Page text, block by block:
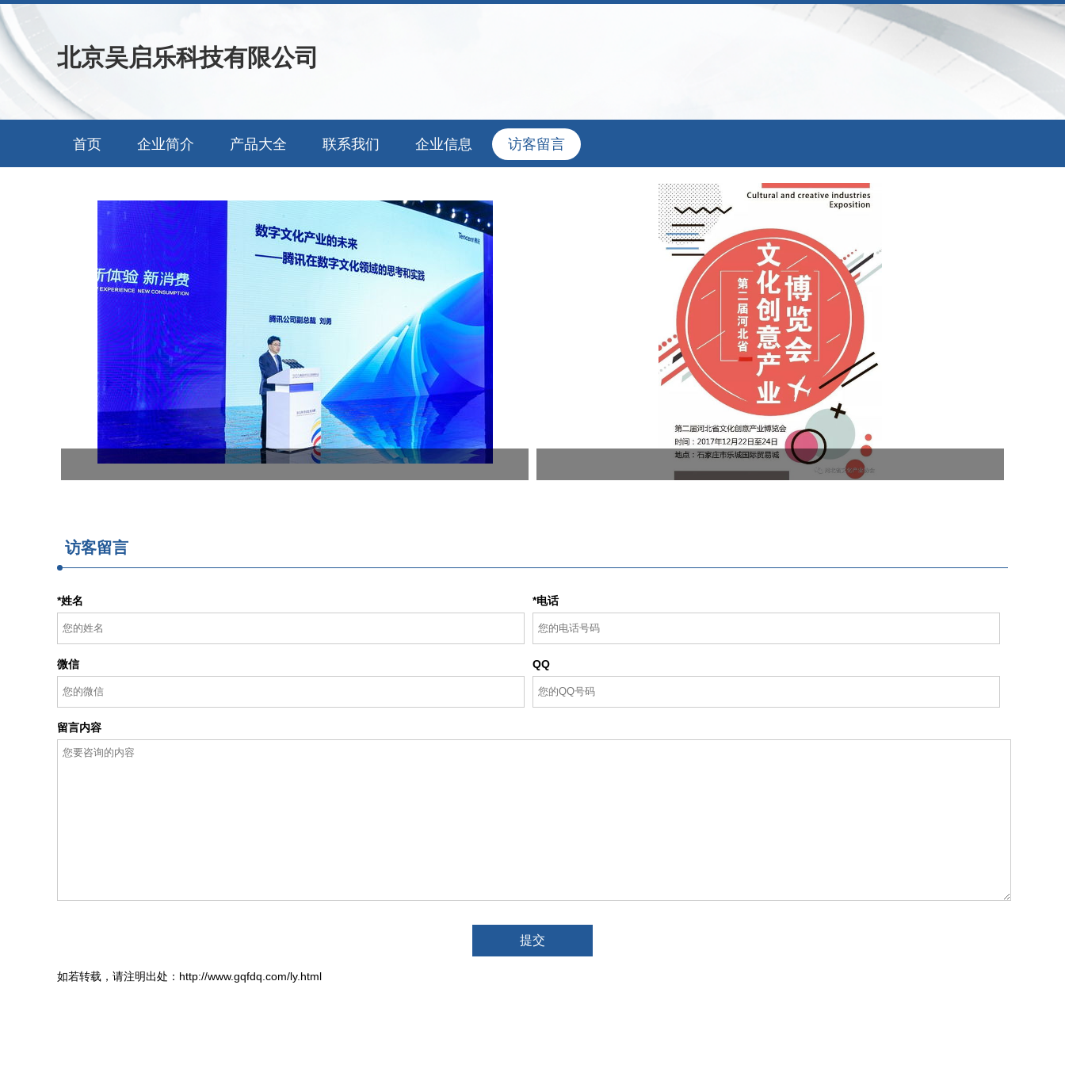
北京吴启乐科技有限公司
首页 企业简介 产品大全 联系我们 企业信息 访客留言
访客留言
*姓名 *电话
微信 QQ
留言内容
如若转载，请注明出处：http://www.gqfdq.com/ly.html